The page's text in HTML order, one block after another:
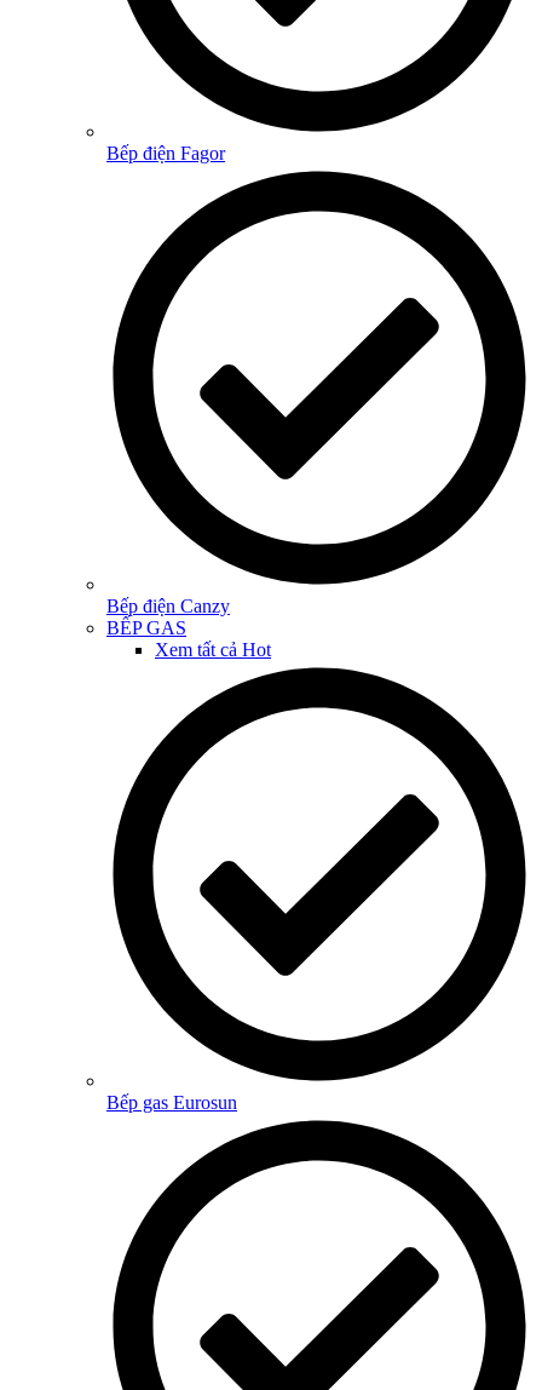
Bếp điện Fagor
Bếp điện Canzy
BẾP GAS
Xem tất cả Hot
Bếp gas Eurosun